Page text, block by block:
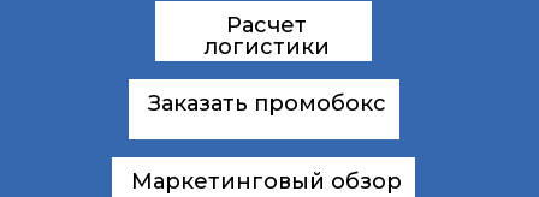
Расчет
логистики
Заказать промобокс
Маркетинговый обзор